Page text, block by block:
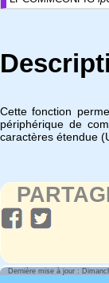
Cette fonction
périphérique de
caractères étendue
Dernière mise à jour :